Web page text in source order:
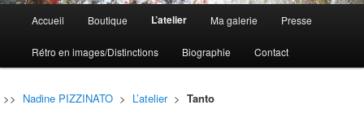
principal
Aller
au
contenu
Aller
au
contenu
Accueil Boutique L’atelier Ma galerie Presse
Rétro en images/Distinctions Biographie Contact
>> Nadine PIZZINATO > L’atelier> Tanto